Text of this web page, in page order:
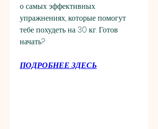
о самых эффективных
упражнениях, которые помогут
тебе похудеть на 30 кг. Готов
начать?
ПОДРОБНЕЕ ЗДЕСЬ